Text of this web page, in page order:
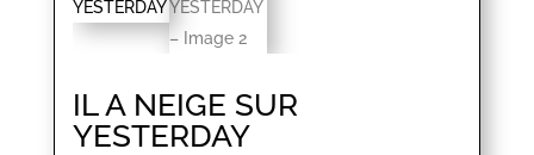
IL A NEIGE SUR
YESTERDAY